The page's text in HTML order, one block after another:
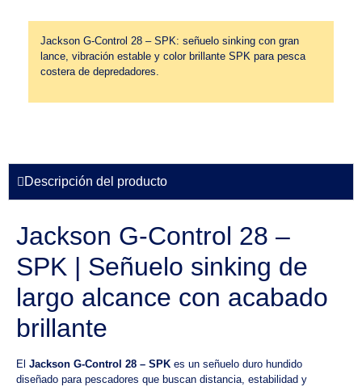
Jackson G-Control 28 – SPK: señuelo sinking con gran
lance, vibración estable y color brillante SPK para pesca
costera de depredadores.
Descripción del producto
Jackson G-Control 28 –
SPK | Señuelo sinking de
largo alcance con acabado
brillante
El Jackson G-Control 28 – SPK es un señuelo duro hundido
diseñado para pescadores que buscan distancia, estabilidad y